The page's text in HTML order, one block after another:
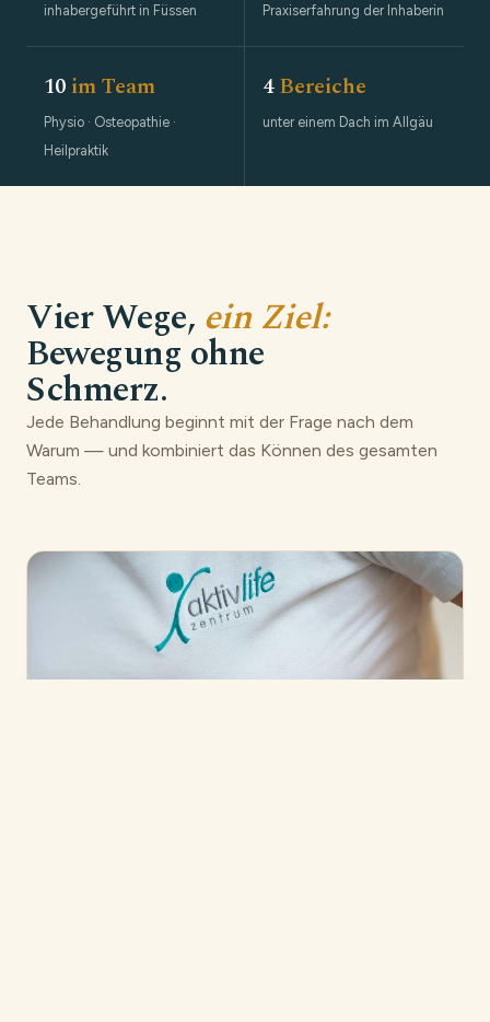
inhabergeführt in Füssen Praxiserfahrung der Inhaberin
10 im Team
Physio · Osteopathie ·
Heilpraktik
4Bereiche
unter einem Dach im Allgäu
Vier Wege, ein Ziel:
Bewegung ohne
Schmerz.
Jede Behandlung beginnt mit der Frage nach dem
Warum — und kombiniert das Können des gesamten
Teams.